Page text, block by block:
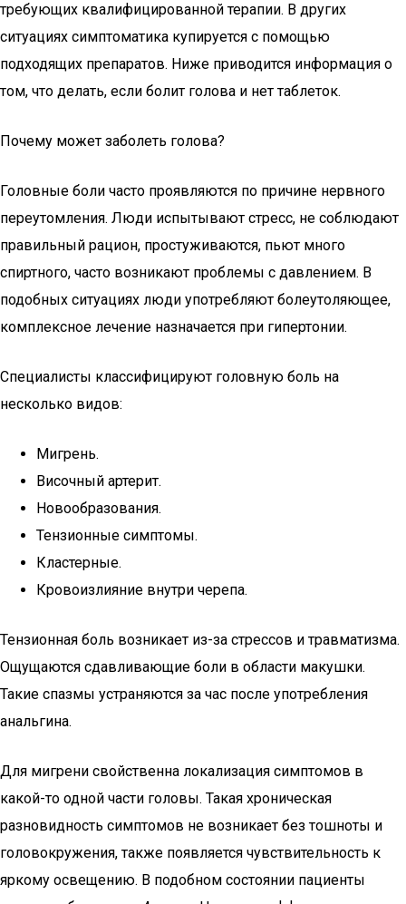
требующих квалифицированной терапии. В других
ситуациях симптоматика купируется с помощью
подходящих препаратов. Ниже приводится информация о
том, что делать, если болит голова и нет таблеток.
Почему может заболеть голова?
Головные боли часто проявляются по причине нервного
переутомления. Люди испытывают стресс, не соблюдают
правильный рацион, простуживаются, пьют много
спиртного, часто возникают проблемы с давлением. В
подобных ситуациях люди употребляют болеутоляющее,
комплексное лечение назначается при гипертонии.
Специалисты классифицируют головную боль на
несколько видов:
Мигрень.
Височный артерит.
Новообразования.
Тензионные симптомы.
Кластерные.
Кровоизлияние внутри черепа.
Тензионная боль возникает из-за стрессов и травматизма.
Ощущаются сдавливающие боли в области макушки.
Такие спазмы устраняются за час после употребления
анальгина.
Для мигрени свойственна локализация симптомов в
какой-то одной части головы. Такая хроническая
разновидность симптомов не возникает без тошноты и
головокружения, также появляется чувствительность к
яркому освещению. В подобном состоянии пациенты